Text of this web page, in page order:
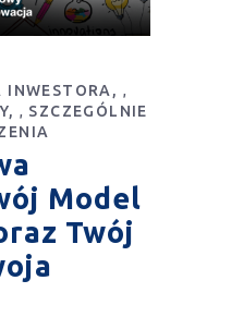
INWESTORA ,
, SZCZEGÓLNIE
Model
Twój